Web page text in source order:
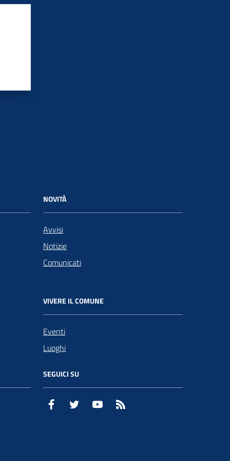
NOVITÀ
Avvisi
Notizie
Comunicati
VIVERE IL COMUNE
Eventi
Luoghi
SEGUICI SU
Facebook Twitter YouTube